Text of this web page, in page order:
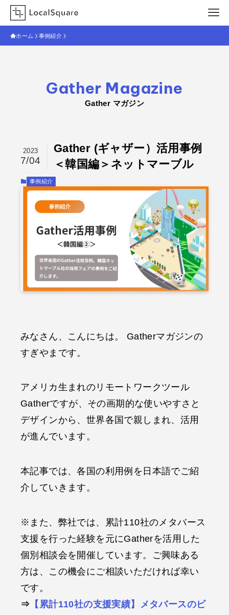
ホーム 事例紹介
Gather Magazine
Gather マガジン
Gather (ギャザー）活用事例
＜韓国編＞ネットマーブル
2023
7/04
事例紹介
みなさん、こんにちは。 Gatherマガジンの
すぎやまです。
アメリカ生まれのリモートワークツール
Gatherですが、その画期的な使いやすさと
デザインから、世界各国で親しまれ、活用
が進んでいます。
本記事では、各国の利用例を日本語でご紹
介していきます。
※また、弊社では、累計110社のメタバース
支援を行った経験を元にGatherを活用した
個別相談会を開催しています。ご興味ある
方は、この機会にご相談いただければ幸い
です。
⇒ 【累計110社の支援実績】メタバースのビ